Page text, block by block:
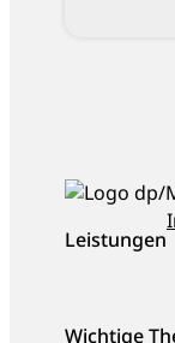
als
Österreichs
Leistungen
Wichtige